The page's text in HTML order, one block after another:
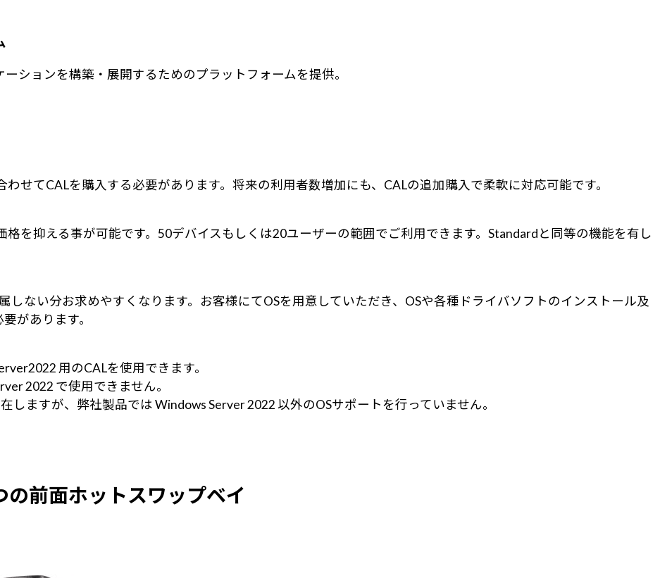
ションを構築・展開するためのプラットフォームを提供。
せてCALを購入する必要があります。将来の利用者数増加にも、CALの追加購入で柔軟に対応可能です。
を抑える事が可能です。50デバイスもしくは20ユーザーの範囲でご利用できます。Standardと同等の機能を有し
しない分お求めやすくなります。お客様にてOSを用意していただき、OSや各種ドライバソフトのインストール及
があります。
用のCALを使用できます。
2022 で使用できません。
ますが、弊社製品では Windows Server 2022 以外のOSサポートを行っていません。
前面ホットスワップベイ